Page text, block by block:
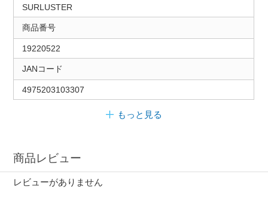
SURLUSTER
商品番号
19220522
JANコード
4975203103307
もっと見る
商品レビュー
レビューがありません